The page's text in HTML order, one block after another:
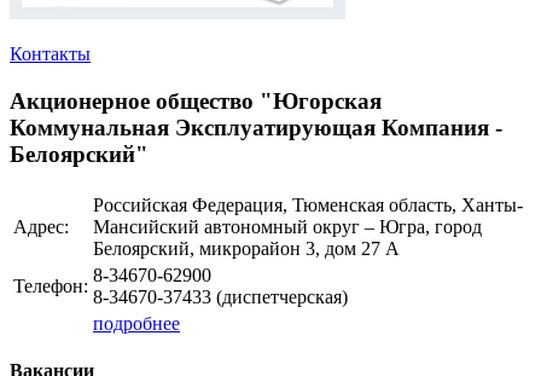
Контакты
Акционерное общество "Югорская
Коммунальная Эксплуатирующая Компания -
Белоярский"
Адрес:
Российская Федерация, Тюменская область, Ханты-
Мансийский автономный округ – Югра, город
Белоярский, микрорайон 3, дом 27 А
Телефон:
8-34670-62900
8-34670-37433 (диспетчерская)
подробнее
Вакансии